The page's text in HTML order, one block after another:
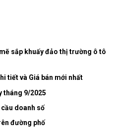
sắp khuấy đảo thị trường ô tô
tiết và Giá bán mới nhất
tháng 9/2025
doanh số
đường phố